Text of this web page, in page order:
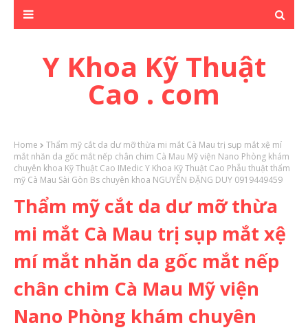
Y Khoa Kỹ Thuật
Cao . com
Home
Thẩm mỹ cắt da dư mỡ thừa mi mắt Cà Mau trị sụp mắt xệ mí
mắt nhăn da gốc mắt nếp chân chim Cà Mau Mỹ viện Nano Phòng khám
chuyên khoa Kỹ Thuật Cao IMedic Y Khoa Kỹ Thuật Cao Phẫu thuật thẩm
mỹ Cà Mau Sài Gòn Bs chuyên khoa NGUYỄN ĐẶNG DUY 0919449459
Thẩm mỹ cắt da dư mỡ thừa
mi mắt Cà Mau trị sụp mắt xệ
mí mắt nhăn da gốc mắt nếp
chân chim Cà Mau Mỹ viện
Nano Phòng khám chuyên